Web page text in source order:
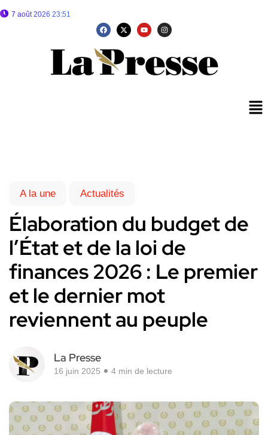
7 août 2026 23:51
A la une Actualités
Élaboration du budget de
l’État et de la loi de
finances 2026 : Le premier
et le dernier mot
reviennent au peuple
La Presse
16 juin 2025 4 min de lecture